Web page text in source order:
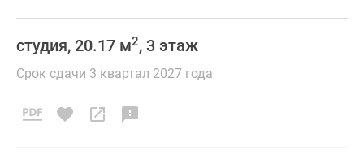
студия, 20.17 м2, 3 этаж
Срок сдачи 3 квартал 2027 года